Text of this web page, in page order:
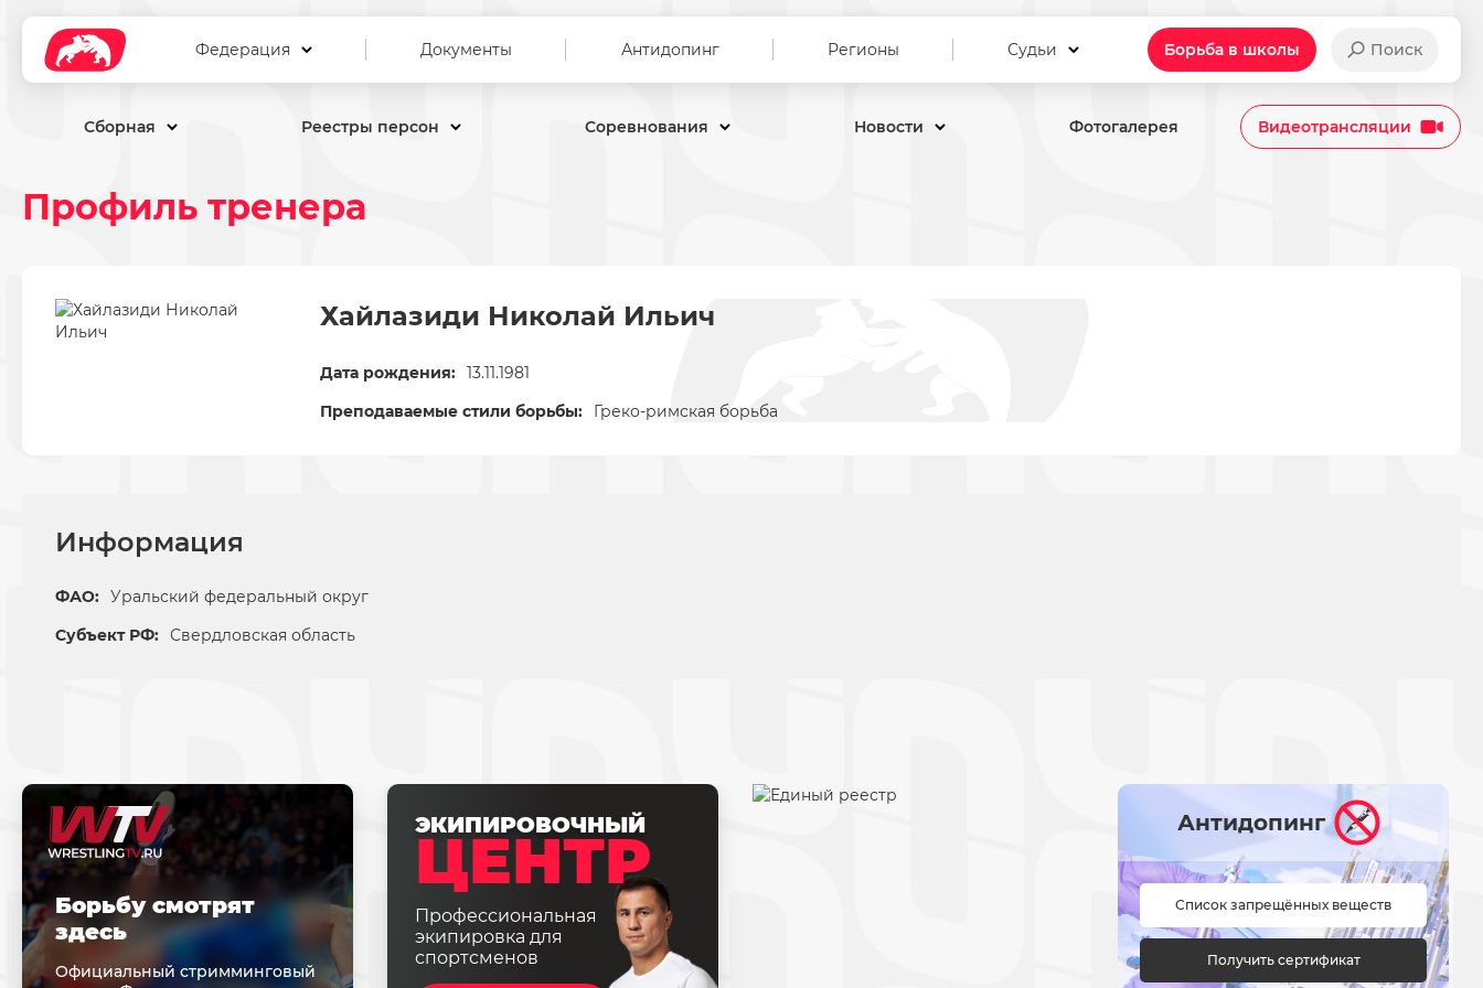
Федерация Документы Антидопинг Регионы Судьи Борьба в школы Поиск
Сборная Реестры персон Соревнования Новости Фотогалерея Видеотрансляции
Профиль тренера
Хайлазиди Николай Ильич
Дата рождения: 13.11.1981
Преподаваемые стили борьбы:
Греко-римская борьба
Информация
ФАО: Уральский федеральный округ
Субъект РФ: Свердловская область
ЭКИПИРОВОЧНЫЙ
ЦЕНТР
Профессиональная
экипировка для
спортсменов
Борьбу смотрят
здесь
Официальный стримминговый
Антидопинг
Список запрещённых веществ
Получить сертификат